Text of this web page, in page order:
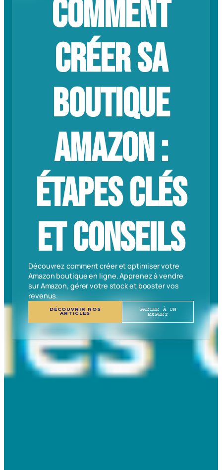
Comment
créer sa
boutique
Amazon :
Étapes clés
et conseils
Découvrez comment créer et optimiser votre
Amazon boutique en ligne. Apprenez à vendre
sur Amazon, gérer votre stock et booster vos
revenus.
DÉCOUVRIR NOS
ARTICLES
PARLER À UN
EXPERT